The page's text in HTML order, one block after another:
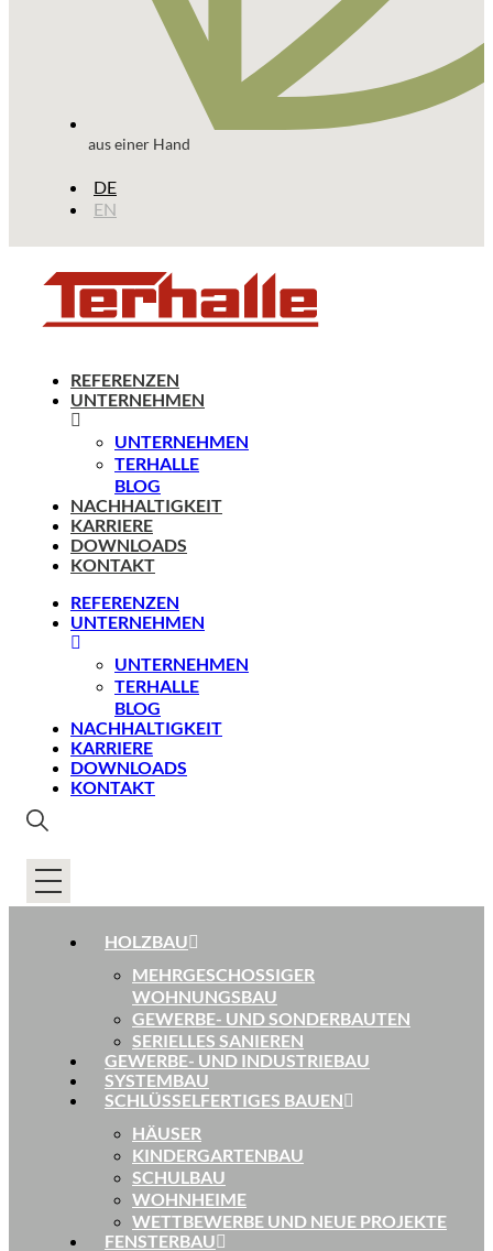
aus einer Hand
DE
EN
REFERENZEN
UNTERNEHMEN
UNTERNEHMEN
TERHALLE
BLOG
NACHHALTIGKEIT
KARRIERE
DOWNLOADS
KONTAKT
REFERENZEN
UNTERNEHMEN
UNTERNEHMEN
TERHALLE
BLOG
NACHHALTIGKEIT
KARRIERE
DOWNLOADS
KONTAKT
HOLZBAU
MEHRGESCHOSSIGER
WOHNUNGSBAU
GEWERBE- UND SONDERBAUTEN
SERIELLES SANIEREN
GEWERBE- UND INDUSTRIEBAU
SYSTEMBAU
SCHLÜSSELFERTIGES BAUEN
HÄUSER
KINDERGARTENBAU
SCHULBAU
WOHNHEIME
WETTBEWERBE UND NEUE PROJEKTE
FENSTERBAU